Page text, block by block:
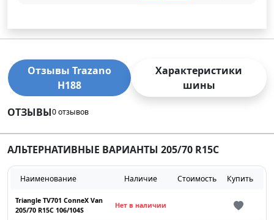
Отзывы Trazano
H188
Характеристики
шины
ОТЗЫВЫ0 отзывов
АЛЬТЕРНАТИВНЫЕ ВАРИАНТЫ 205/70 R15C
Наименование Наличие Стоимость Купить
Triangle TV701 ConneX Van
205/70 R15C 106/104S
Нет в наличии